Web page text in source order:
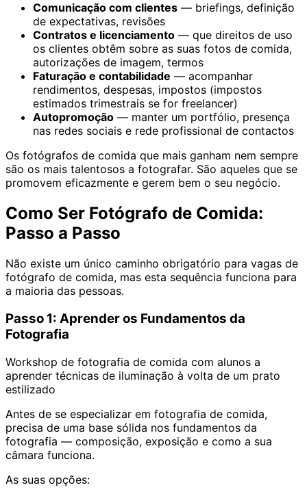
Comunicação com clientes — briefings, definição
de expectativas, revisões
Contratos e licenciamento — que direitos de uso
os clientes obtêm sobre as suas fotos de comida,
autorizações de imagem, termos
Faturação e contabilidade — acompanhar
rendimentos, despesas, impostos (impostos
estimados trimestrais se for freelancer)
Autopromoção — manter um portfólio, presença
nas redes sociais e rede profissional de contactos
Os fotógrafos de comida que mais ganham nem sempre
são os mais talentosos a fotografar. São aqueles que se
promovem eficazmente e gerem bem o seu negócio.
Como Ser Fotógrafo de Comida:
Passo a Passo
Não existe um único caminho obrigatório para vagas de
fotógrafo de comida, mas esta sequência funciona para
a maioria das pessoas.
Passo 1: Aprender os Fundamentos da
Fotografia
Workshop de fotografia de comida com alunos a
aprender técnicas de iluminação à volta de um prato
estilizado
Antes de se especializar em fotografia de comida,
precisa de uma base sólida nos fundamentos da
fotografia — composição, exposição e como a sua
câmara funciona.
As suas opções: